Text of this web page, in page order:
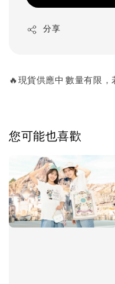
分享
🔥現貨供應中 數量有限
您可能也喜歡